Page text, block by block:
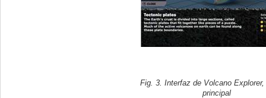
Fig. 3. Interfaz de Volcano Explorer,
principal